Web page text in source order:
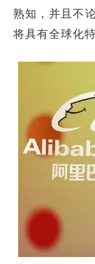
熟知，并且不
将具有全球化